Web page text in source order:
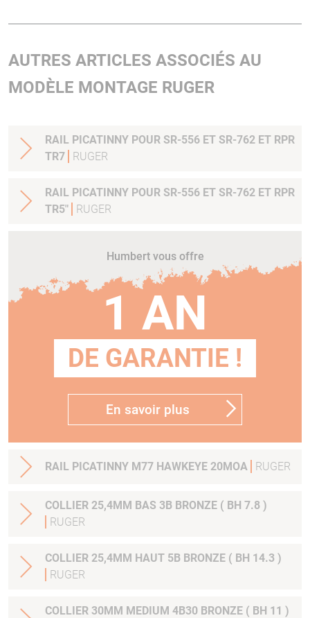
AUTRES ARTICLES ASSOCIÉS AU
MODÈLE MONTAGE RUGER
RAIL PICATINNY POUR SR-556 ET SR-762 ET RPR
TR7
RUGER
RAIL PICATINNY POUR SR-556 ET SR-762 ET RPR
TR5"
RUGER
Humbert vous offre
1 AN
DE GARANTIE !
En savoir plus
RAIL PICATINNY M77 HAWKEYE 20MOA RUGER
COLLIER 25,4MM BAS 3B BRONZE ( BH 7.8 )
RUGER
COLLIER 25,4MM HAUT 5B BRONZE ( BH 14.3 )
RUGER
COLLIER 30MM MEDIUM 4B30 BRONZE ( BH 11 )